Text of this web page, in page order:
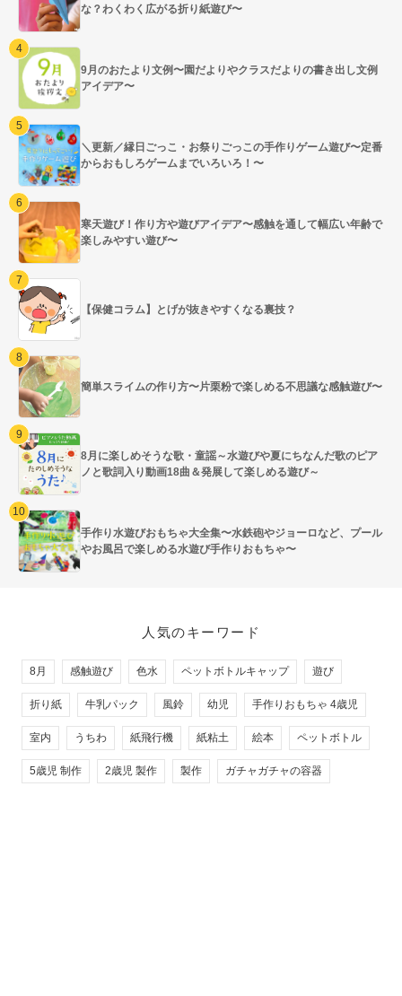
な？わくわく広がる折り紙遊び〜
9月のおたより文例〜園だよりやクラスだよりの書き出し文例
アイデア〜
＼更新／縁日ごっこ・お祭りごっこの手作りゲーム遊び〜定番
からおもしろゲームまでいろいろ！〜
寒天遊び！作り方や遊びアイデア〜感触を通して幅広い年齢で
楽しみやすい遊び〜
【保健コラム】とげが抜きやすくなる裏技？
簡単スライムの作り方〜片栗粉で楽しめる不思議な感触遊び〜
8月に楽しめそうな歌・童謡～水遊びや夏にちなんだ歌のピア
ノと歌詞入り動画18曲＆発展して楽しめる遊び～
手作り水遊びおもちゃ大全集〜水鉄砲やジョーロなど、プール
やお風呂で楽しめる水遊び手作りおもちゃ〜
人気のキーワード
8月 感触遊び 色水 ペットボトルキャップ 遊び
折り紙 牛乳パック 風鈴 幼児 手作りおもちゃ 4歳児
室内 うちわ 紙飛行機 紙粘土 絵本 ペットボトル
5歳児 制作 2歳児 製作 製作 ガチャガチャの容器